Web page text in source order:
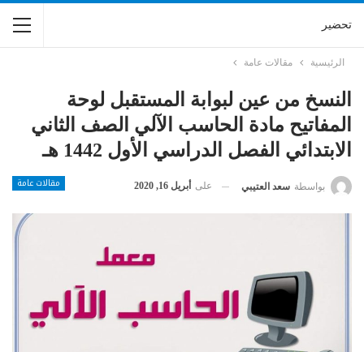
تحضير
الرئيسية مقالات عامة
النسخ من عين لبوابة المستقبل لوحة
المفاتيح مادة الحاسب الآلي الصف الثاني
الابتدائي الفصل الدراسي الأول 1442 هـ
مقالات عامة بواسطة سعد العتيبي على أبريل 16, 2020